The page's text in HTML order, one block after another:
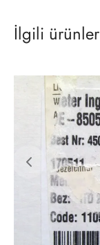
İlgili ürünler